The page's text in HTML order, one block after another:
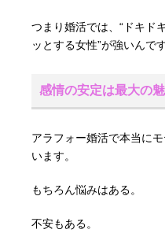
つまり婚活では、“ドキド
ッとする女性”が強いんです
感情の安定は最大の
アラフォー婚活で本当に
います。
もちろん悩みはある。
不安もある。